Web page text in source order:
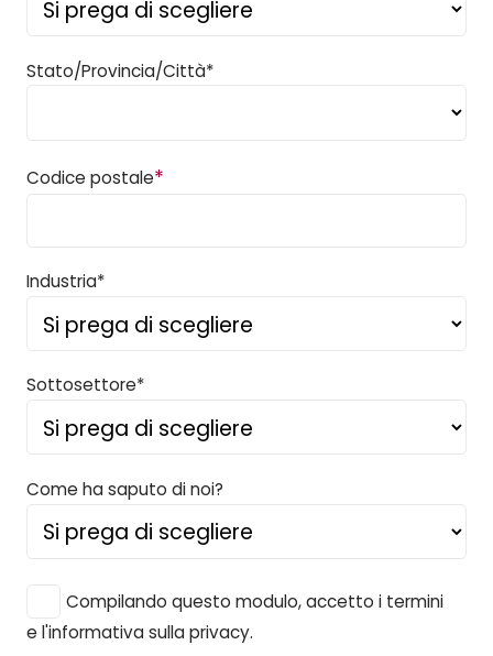
Stato/Provincia/Città*
Codice postale*
Industria*
Sottosettore*
Come ha saputo di noi?
Compilando questo modulo, accetto i termini
e l'informativa sulla privacy.